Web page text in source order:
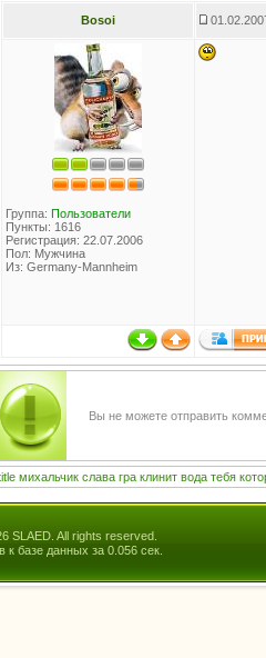
Bosoi
Группа: Пользователи
Пункты: 1616
Регистрация: 22.07.2006
Пол: Мужчина
Из: Germany-Mannheim
Вы не можете отправить
михальчик слава гра клинит вода тебя
SLAED. All rights reserved.
к базе данных за 0.056 сек.